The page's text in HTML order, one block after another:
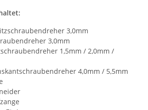
3,0mm
3,0mm
1,5mm / 2,0mm /
4,0mm / 5,5mm